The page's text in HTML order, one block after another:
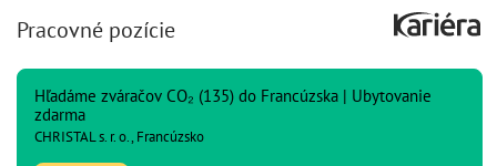
Pracovné pozície
Hľadáme zváračov CO₂ (135) do Francúzska | Ubytovanie
zdarma
CHRISTAL s. r. o., Francúzsko